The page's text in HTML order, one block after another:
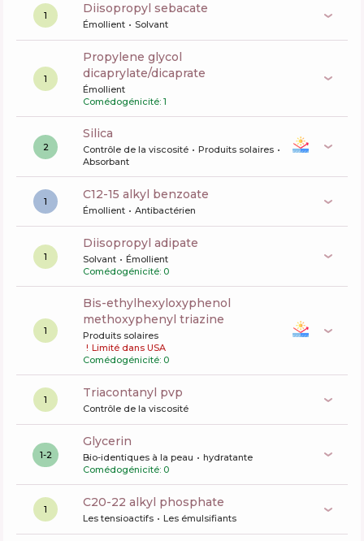
1 diisopropyl sebacate
Émollient Solvant
1
propylene glycol
dicaprylate/dicaprate
Émollient
Comédogénicité: 1
2
silica
Contrôle de la viscosité
Produits solaires
Absorbant
1 c12-15 alkyl benzoate
Émollient Antibactérien
1
diisopropyl adipate
Solvant
Émollient
Comédogénicité: 0
1
bis-ethylhexyloxyphenol
methoxyphenyl triazine
Produits solaires
! Limité dans USA
Comédogénicité: 0
1 triacontanyl pvp
Contrôle de la viscosité
1-2
glycerin
Bio-identiques à la peau
hydratante
Comédogénicité: 0
1 c20-22 alkyl phosphate
Les tensioactifs Les émulsifiants